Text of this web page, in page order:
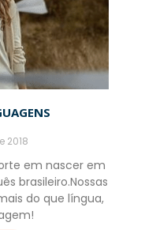
2018
em nascer em
brasileiro.Nossas
do que língua,